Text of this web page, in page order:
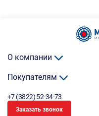
О компании
Покупателям
+7 (3822) 52-34-73
Заказать звонок